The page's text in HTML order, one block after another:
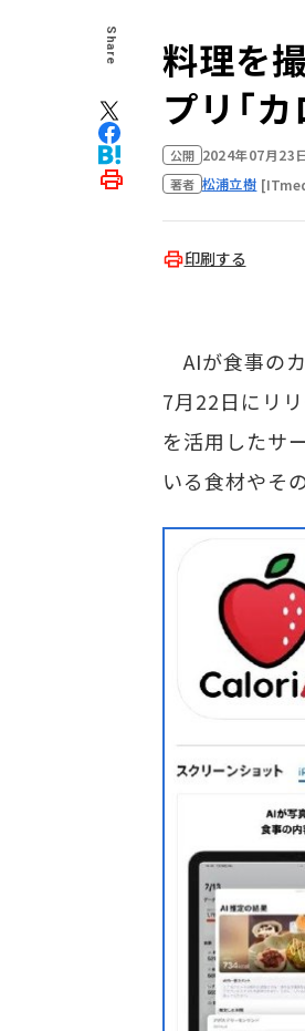
Share
料理を
プリ「
公開 2024年07月23
著者 松浦立樹
印刷する
AIが食事の
7月22日にリ
を活用したサ
いる食材やそ